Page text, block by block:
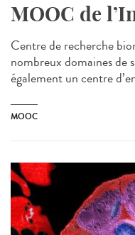
MOOC de
Centre de recherche
nombreux domaines de
également un centre
MOOC